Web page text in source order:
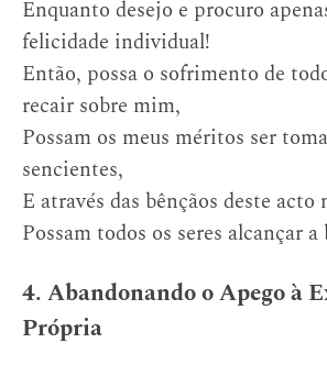
Enquanto desejo e procuro
felicidade individual!
Então, possa o sofrimento de
recair sobre mim,
Possam os meus méritos ser
sencientes,
E através das bênçãos deste
Possam todos os seres alcançar a
4. Abandonando o Apego à
Própria